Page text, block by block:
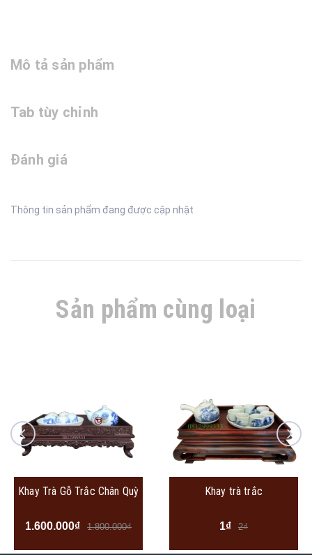
Mô tả sản phẩm
Tab tùy chỉnh
Đánh giá
Thông tin sản phẩm đang được cập nhật
Sản phẩm cùng loại
Gỗ Trắc Chân Quỳ
1.800.000₫
Khay trà trắc